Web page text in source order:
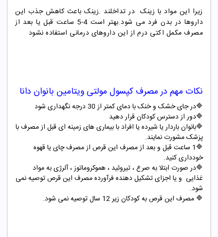
زیرا این مواد با زینک در تداخلند .زینک باعث کاهش جذب این
داروها در بدن فرد می شود.بهتر است 4-5 ساعت قبل یا بعد از
مصرف مکمل اکتی درم از این داروهای درمانی استفاده نشود
نکات مهم در مصرف کپسول مولتی ویتامین بانوان دانا
🔷در جای خشک و خنک با دمای کمتر از 30 درجه نگهداری شود
🔷دور از دسترس کودکان قرار دهید
🔷بانوان باردار یا شیرده یا افراد با بیماری های زمینه ای قبل از مصرف با
پزشک مشورت نمایند.
🔷1 ساعت قبل و بعد از مصرف این قرص از مصرف چای یا قهوه
خودداری کنید.
🔷در صورت ابتلا به صرع ، تیروئید ، هموکروماتوز ، آلرژی به مواد
غذایی و یا اجزای تشکیل دهنده فرآورده مصرف این قرص توصیه نمی
شود.
🔷 مصرف این قرص به کودکان زیر 12 سال توصیه نمی شود.